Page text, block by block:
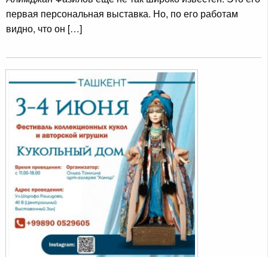
первая персональная выставка. Но, по его работам
видно, что он […]